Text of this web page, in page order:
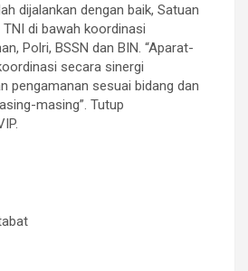
dijalankan dengan baik, Satuan
di bawah koordinasi
Polri, BSSN dan BIN. “Aparat-
secara sinergi
pengamanan sesuai bidang dan
masing”. Tutup